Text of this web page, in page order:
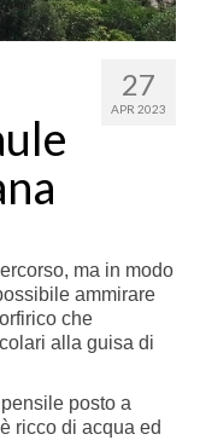
27
APR 2023
ma in modo
ammirare
che
alla guisa di
posto a
ricco di acqua ed